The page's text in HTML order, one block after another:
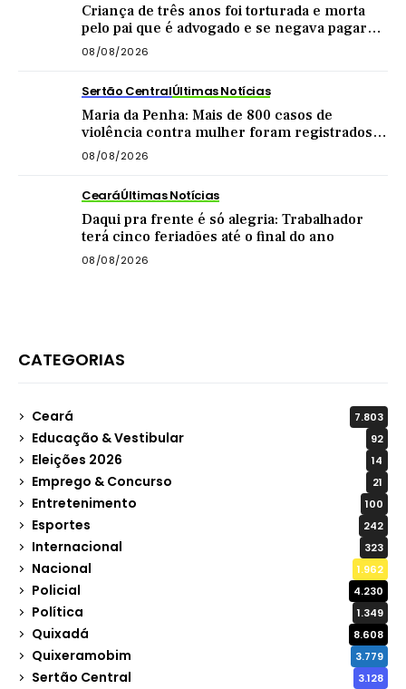
Criança de três anos foi torturada e morta
pelo pai que é advogado e se negava pagar
pensão
08/08/2026
Sertão CentralÚltimas Notícias
Maria da Penha: Mais de 800 casos de
violência contra mulher foram registrados
no Sertão Central este ano
08/08/2026
CearáÚltimas Notícias
Daqui pra frente é só alegria: Trabalhador
terá cinco feriadões até o final do ano
08/08/2026
CATEGORIAS
Ceará 7.803
Educação & Vestibular 92
Eleições 2026 14
Emprego & Concurso 21
Entretenimento 100
Esportes 242
Internacional 323
Nacional 1.962
Policial 4.230
Política 1.349
Quixadá 8.608
Quixeramobim 3.779
Sertão Central 3.128